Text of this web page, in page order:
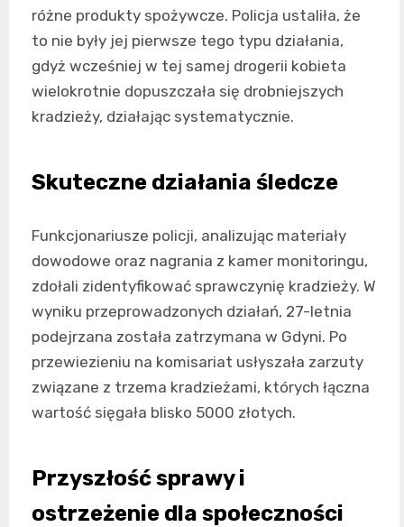
różne produkty spożywcze. Policja ustaliła, że
to nie były jej pierwsze tego typu działania,
gdyż wcześniej w tej samej drogerii kobieta
wielokrotnie dopuszczała się drobniejszych
kradzieży, działając systematycznie.
Skuteczne działania śledcze
Funkcjonariusze policji, analizując materiały
dowodowe oraz nagrania z kamer monitoringu,
zdołali zidentyfikować sprawczynię kradzieży. W
wyniku przeprowadzonych działań, 27-letnia
podejrzana została zatrzymana w Gdyni. Po
przewiezieniu na komisariat usłyszała zarzuty
związane z trzema kradzieżami, których łączna
wartość sięgała blisko 5000 złotych.
Przyszłość sprawy i
ostrzeżenie dla społeczności